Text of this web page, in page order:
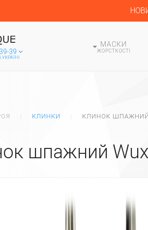
39
МАСКИ
ЖОРСТКОСТІ
КЛИНКИ КЛИНОК ШПАЖНИЙ
шпажний